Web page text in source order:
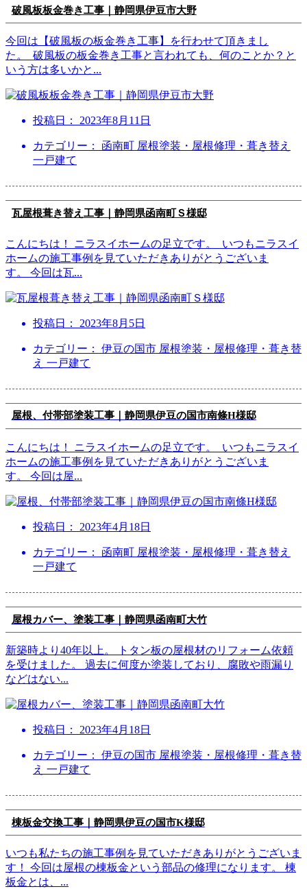
破風板板金巻き工事｜静岡県伊豆市大野
今回は【破風板の板金巻き工事】を行わせて頂きまし
た。 破風板の板金巻き工事と言われても、何のことか？と
いう方は多いかと ...
投稿日： 2023年8月11日
カテゴリー： 函南町 屋根塗装・屋根修理・葺き替え
一戸建て
瓦屋根葺き替え工事｜静岡県函南町Ｓ様邸
こんにちは！ ニラスイホームの足立です。 いつもニラスイ
ホームの施工事例を見ていただきありがとうございま
す。 今回は瓦...
投稿日： 2023年8月5日
カテゴリー： 伊豆の国市 屋根塗装・屋根修理・葺き替
え 一戸建て
屋根、付帯部塗装工事｜静岡県伊豆の国市南條H様邸
こんにちは！ ニラスイホームの足立です。 いつもニラスイ
ホームの施工事例を見ていただきありがとうございま
す。 今回は屋...
投稿日： 2023年4月18日
カテゴリー： 函南町 屋根塗装・屋根修理・葺き替え
一戸建て
屋根カバー、塗装工事｜静岡県函南町大竹
新築時より40年以上。 トタン板の屋根材のリフォーム依頼
を受けました。 過去に何度か塗装しており、腐敗や雨漏り
などはない...
投稿日： 2023年4月18日
カテゴリー： 伊豆の国市 屋根塗装・屋根修理・葺き替
え 一戸建て
棟板金交換工事｜静岡県伊豆の国市K様邸
いつも私たちの施工事例を見ていただきありがとうございま
す！ 今回は屋根の棟板金という部品の修理になります。 棟
板金とは、 ...